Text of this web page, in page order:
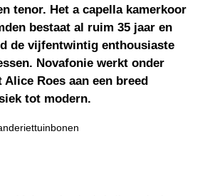
tenor. Het a capella kamerkoor
bestaat al ruim 35 jaar en
de vijfentwintig enthousiaste
Novafonie werkt onder
Roes aan een breed
tot modern.